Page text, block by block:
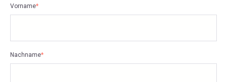
Vorname*
Nachname*